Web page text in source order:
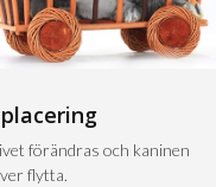
förändras och kaninen
flytta.